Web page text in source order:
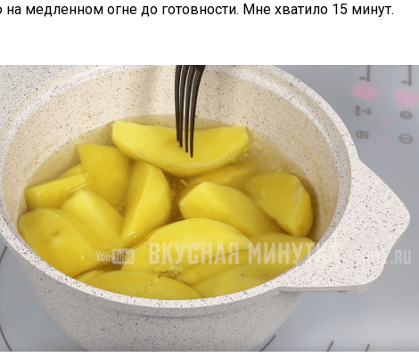
медленном огне до готовности. Мне хватило 15 минут.